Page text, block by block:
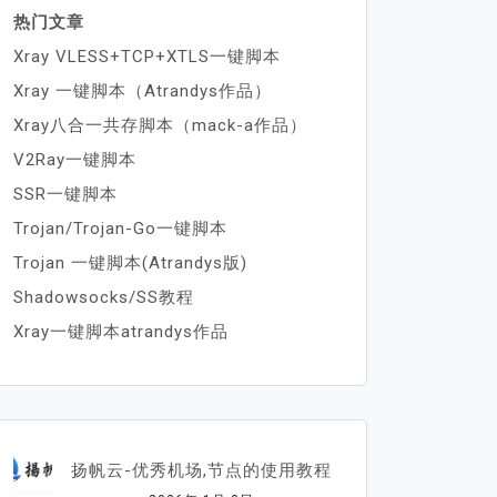
热门文章
Xray VLESS+TCP+XTLS一键脚本
Xray 一键脚本（Atrandys作品）
Xray八合一共存脚本（mack-a作品）
V2Ray一键脚本
SSR一键脚本
Trojan/Trojan-Go一键脚本
Trojan 一键脚本(Atrandys版)
Shadowsocks/SS教程
Xray一键脚本atrandys作品
扬帆云-优秀机场,节点的使用教程